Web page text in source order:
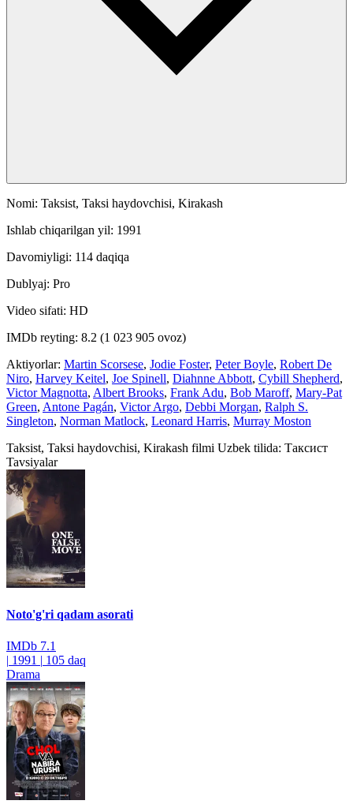
Nomi: Taksist, Taksi haydovchisi, Kirakash
Ishlab chiqarilgan yil: 1991
Davomiyligi: 114 daqiqa
Dublyaj: Pro
Video sifati: HD
IMDb reyting: 8.2 (1 023 905 ovoz)
Aktiyorlar: Martin Scorsese, Jodie Foster, Peter Boyle, Robert De
Niro, Harvey Keitel, Joe Spinell, Diahnne Abbott, Cybill Shepherd,
Victor Magnotta, Albert Brooks, Frank Adu, Bob Maroff, Mary-Pat
Green, Antone Pagán, Victor Argo, Debbi Morgan, Ralph S.
Singleton, Norman Matlock, Leonard Harris, Murray Moston
Taksist, Taksi haydovchisi, Kirakash filmi Uzbek tilida: Таксист
Tavsiyalar
Noto'g'ri qadam asorati
IMDb 7.1
| 1991 | 105 daq
Drama